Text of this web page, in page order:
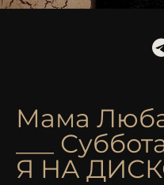
Мама
___
Я НА